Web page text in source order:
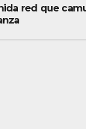
red que